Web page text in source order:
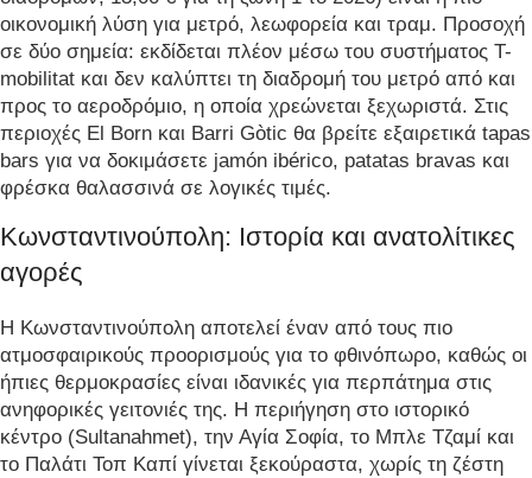
οικονομική λύση για μετρό, λεωφορεία και τραμ. Προσοχή
σε δύο σημεία: εκδίδεται πλέον μέσω του συστήματος T-
mobilitat και δεν καλύπτει τη διαδρομή του μετρό από και
προς το αεροδρόμιο, η οποία χρεώνεται ξεχωριστά. Στις
περιοχές El Born και Barri Gòtic θα βρείτε εξαιρετικά tapas
bars για να δοκιμάσετε jamón ibérico, patatas bravas και
φρέσκα θαλασσινά σε λογικές τιμές.
Κωνσταντινούπολη: Ιστορία και ανατολίτικες
αγορές
Η Κωνσταντινούπολη αποτελεί έναν από τους πιο
ατμοσφαιρικούς προορισμούς για το φθινόπωρο, καθώς οι
ήπιες θερμοκρασίες είναι ιδανικές για περπάτημα στις
ανηφορικές γειτονιές της. Η περιήγηση στο ιστορικό
κέντρο (Sultanahmet), την Αγία Σοφία, το Μπλε Τζαμί και
το Παλάτι Τοπ Καπί γίνεται ξεκούραστα, χωρίς τη ζέστη